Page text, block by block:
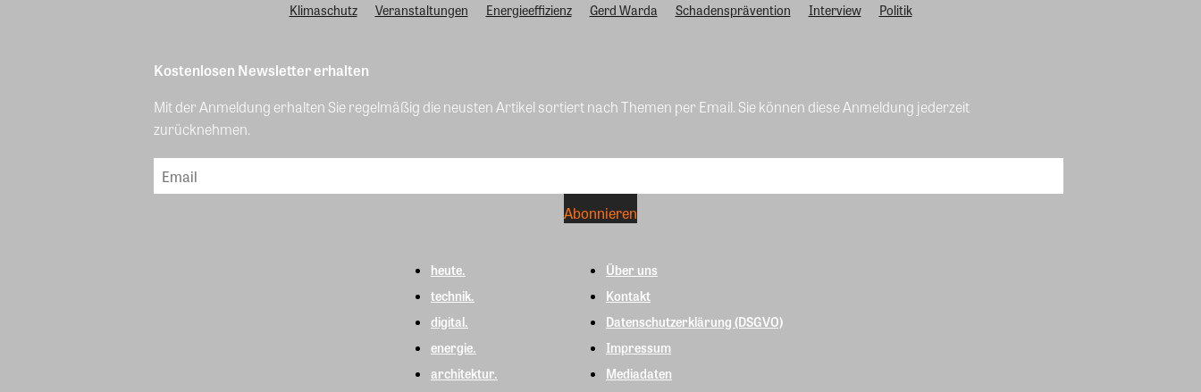
Klimaschutz
Veranstaltungen Energieeffizienz Gerd Warda Schadensprävention Interview Politik
Kostenlosen Newsletter erhalten
Mit der Anmeldung erhalten Sie regelmäßig die neusten Artikel sortiert nach Themen per Email. Sie können diese Anmeldung jederzeit
zurücknehmen.
heute.
technik.
digital.
energie.
architektur.
Über uns
Kontakt
Datenschutzerklärung (DSGVO)
Impressum
Mediadaten